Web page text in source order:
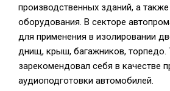
производственных зданий, а
оборудования. В секторе
для применения в изолировании
днищ, крыш, багажников, торпедо.
зарекомендовал себя в качестве
аудиоподготовки автомобилей.